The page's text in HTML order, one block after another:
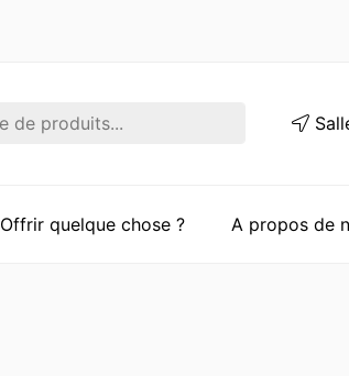
Offrir quelque chose ? A propos de